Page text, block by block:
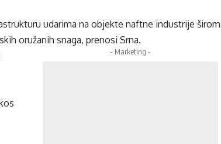
udarima na objekte naftne industrije širom
oružanih snaga, prenosi Srna.
- Marketing -